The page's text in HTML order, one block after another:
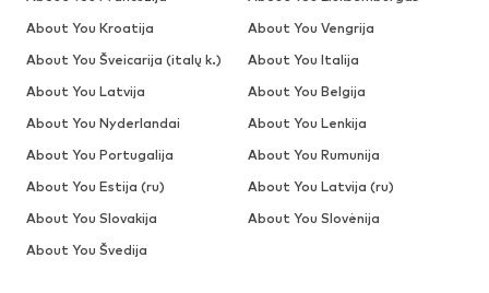
About You Kroatija
About You Vengrija
About You Šveicarija (italų k.)
About You Italija
About You Latvija
About You Belgija
About You Nyderlandai
About You Lenkija
About You Portugalija
About You Rumunija
About You Estija (ru)
About You Latvija (ru)
About You Slovakija
About You Slovėnija
About You Švedija